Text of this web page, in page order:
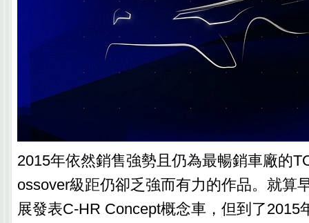
2015年依然銷售強勢且仍為最暢銷車廠的
ossover級距仍卻乏強而有力的作品。就算
展發表C-HR Concept概念車，但到了2015